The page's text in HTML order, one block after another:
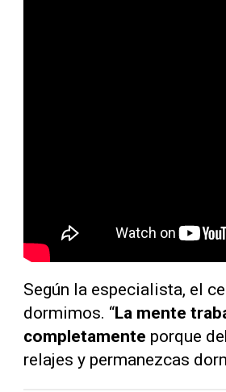
Según la especialista, el
dormimos. “La mente
completamente porque
relajes y permanezcas